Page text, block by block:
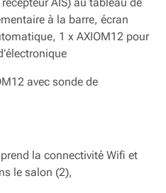
à la barre, écran
1 x AXIOM12 pour
avec sonde de
la connectivité Wifi et
le salon (2),